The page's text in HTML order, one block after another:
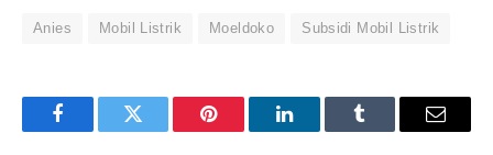
Anies Mobil Listrik Moeldoko Subsidi Mobil Listrik
FacebookTwitter Pinterest LinkedInTumblr Email